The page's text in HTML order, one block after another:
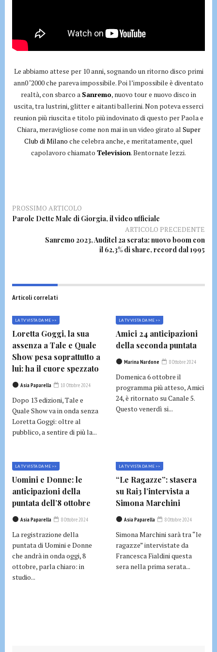
Le abbiamo attese per 10 anni, sognando un ritorno disco primi
ann0 ‘2000 che pareva impossibile. Poi l’impossibile è diventato
realtà, con sbarco a Sanremo, nuovo tour e nuovo disco in
uscita, tra lustrini, glitter e aitanti ballerini. Non poteva esserci
reunion più riuscita e titolo più indovinato di questo per Paola e
Chiara, meravigliose come non mai in un video girato al Super
Club di Milano che celebra anche, e meritatamente, quel
capolavoro chiamato Television. Bentornate Iezzi.
PROSSIMO ARTICOLO
Parole Dette Male di Giorgia, il video ufficiale
ARTICOLO PRECEDENTE
Sanremo 2023, Auditel 2a serata: nuovo boom con
il 62,3% di share, record dal 1995
Articoli correlati
LA TV VISTA DA ME >>
Loretta Goggi, la sua
assenza a Tale e Quale
Show pesa soprattutto a
lui: ha il cuore spezzato
Asia Paparella 10 Ottobre 2024
Dopo 13 edizioni, Tale e
Quale Show va in onda senza
Loretta Goggi: oltre al
pubblico, a sentire di più la...
LA TV VISTA DA ME >>
Amici 24 anticipazioni
della seconda puntata
Marina Nardone 8 Ottobre 2024
Domenica 6 ottobre il
programma più atteso, Amici
24, è ritornato su Canale 5.
Questo venerdì si...
LA TV VISTA DA ME >>
Uomini e Donne: le
anticipazioni della
puntata dell’8 ottobre
Asia Paparella 8 Ottobre 2024
La registrazione della
puntata di Uomini e Donne
che andrà in onda oggi, 8
ottobre, parla chiaro: in
studio...
LA TV VISTA DA ME >>
“Le Ragazze”: stasera
su Rai3 l’intervista a
Simona Marchini
Asia Paparella 8 Ottobre 2024
Simona Marchini sarà tra “le
ragazze” intervistate da
Francesca Fialdini questa
sera nella prima serata...